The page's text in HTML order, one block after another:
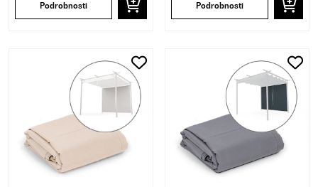
Podrobnosti Podrobnosti